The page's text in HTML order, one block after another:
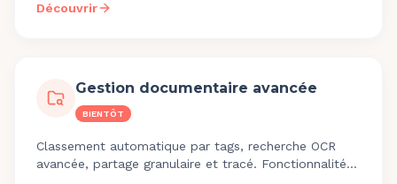
Découvrir
Gestion documentaire avancée
BIENTÔT
Classement automatique par tags, recherche OCR
avancée, partage granulaire et tracé. Fonctionnalité